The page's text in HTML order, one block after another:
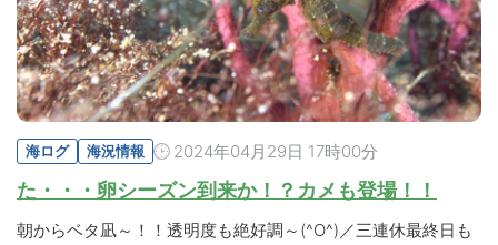
海ログ 海況情報 2024年04月29日 17時00分
た・・・卵シーズン到来か！？カメも登場！！
朝からベタ凪～！！透明度も絶好調～(^O^)／三連休最終日も